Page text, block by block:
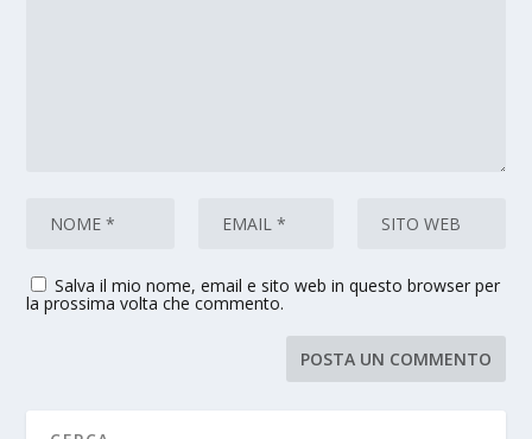
Salva il mio nome, email e sito web in questo browser per
la prossima volta che commento.